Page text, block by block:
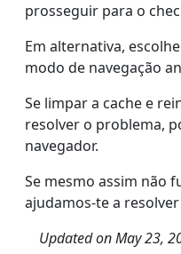
prosseguir para o
Em alternativa,
modo de navegação
Se limpar a cache e
resolver o problema,
navegador.
Se mesmo assim não
ajudamos-te a
Updated onMay 23,